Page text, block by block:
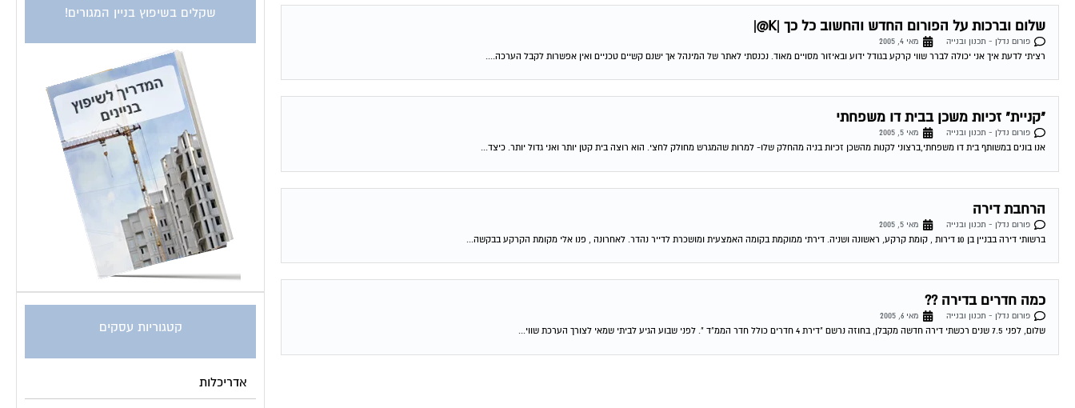
שלום וברכות על הפורום החדש והחשוב כל כך |K@|
פורום נדלן - תכנון ובנייה
מאי 4, 2005
רציתי לדעת איך אני יכולה לברר שווי קרקע בגודל ידוע ובאיזור מסויים מאוד. נכנסתי לאתר של המינהל אך ישנם קשיים טכניים ואין אפשרות לקבל הערכה....
"קניית" זכיות משכן בבית דו משפחתי
פורום נדלן - תכנון ובנייה
מאי 5, 2005
אנו בונים במשותף בית דו משפחתי,ברצוני לקנות מהשכן זכיות בניה מהחלק שלו- למרות שהמגרש מחולק לחצי. הוא רוצה בית קטן יותר ואני גדול יותר. כיצד...
הרחבת דירה
פורום נדלן - תכנון ובנייה
מאי 5, 2005
ברשותי דירה בבניין בן 10 דירות , קומת קרקע, ראשונה ושניה. דירתי ממוקמת בקומה האמצעית ומושכרת לדייר נהדר. לאחרונה , פנו אלי מקומת הקרקע בבקשה...
כמה חדרים בדירה ??
פורום נדלן - תכנון ובנייה
מאי 6, 2005
שלום, לפני 7.5 שנים רכשתי דירה חדשה מקבלן, בחוזה נרשם "דירת 4 חדרים כולל חדר הממ"ד ". לפני שבוע הגיע לביתי שמאי לצורך הערכת שווי...
שקלים בשיפוץ בניין המגורים!
קטגוריות עסקים
אדריכלות